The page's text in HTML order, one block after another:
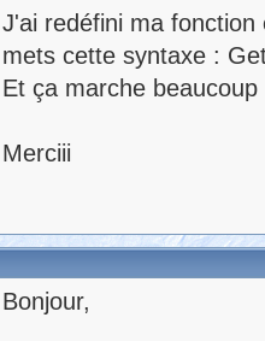
J'ai redéfini ma
mets cette syntaxe :
Et ça marche
Merciii
Bonjour,